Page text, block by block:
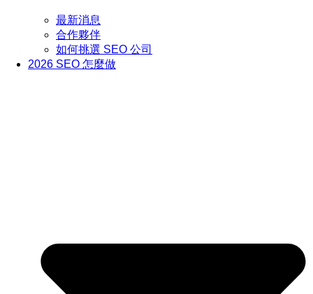
最新消息
合作夥伴
如何挑選 SEO 公司
2026 SEO 怎麼做